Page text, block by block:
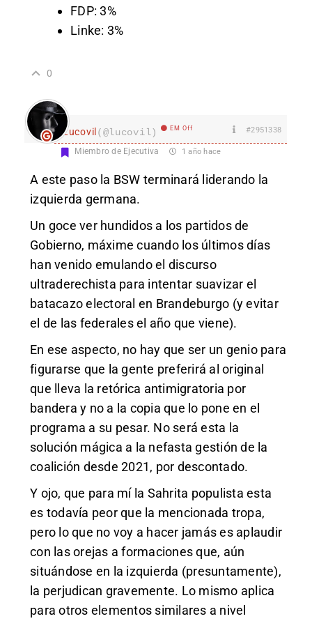
FDP: 3%
Linke: 3%
0
Lucovil(@lucovil) EM Off #2951338
Miembro de Ejecutiva 1 año hace
A este paso la BSW terminará liderando la
izquierda germana.
Un goce ver hundidos a los partidos de
Gobierno, máxime cuando los últimos días
han venido emulando el discurso
ultraderechista para intentar suavizar el
batacazo electoral en Brandeburgo (y evitar
el de las federales el año que viene).
En ese aspecto, no hay que ser un genio para
figurarse que la gente preferirá al original
que lleva la retórica antimigratoria por
bandera y no a la copia que lo pone en el
programa a su pesar. No será esta la
solución mágica a la nefasta gestión de la
coalición desde 2021, por descontado.
Y ojo, que para mí la Sahrita populista esta
es todavía peor que la mencionada tropa,
pero lo que no voy a hacer jamás es aplaudir
con las orejas a formaciones que, aún
situándose en la izquierda (presuntamente),
la perjudican gravemente. Lo mismo aplica
para otros elementos similares a nivel